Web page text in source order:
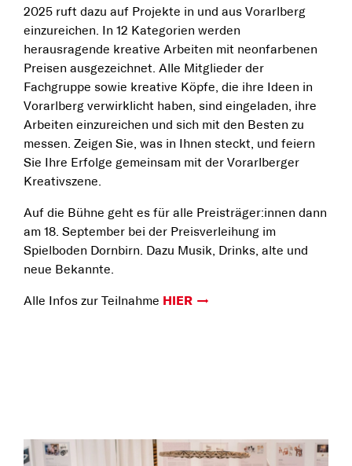
2025 ruft dazu auf Projekte in und aus Vorarlberg
einzureichen. In 12 Kategorien werden
herausragende kreative Arbeiten mit neonfarbenen
Preisen ausgezeichnet. Alle Mitglieder der
Fachgruppe sowie kreative Köpfe, die ihre Ideen in
Vorarlberg verwirklicht haben, sind eingeladen, ihre
Arbeiten einzureichen und sich mit den Besten zu
messen. Zeigen Sie, was in Ihnen steckt, und feiern
Sie Ihre Erfolge gemeinsam mit der Vorarlberger
Kreativszene.
Auf die Bühne geht es für alle Preisträger:innen dann
am 18. September bei der Preisverleihung im
Spielboden Dornbirn. Dazu Musik, Drinks, alte und
neue Bekannte.
Alle Infos zur Teilnahme HIER